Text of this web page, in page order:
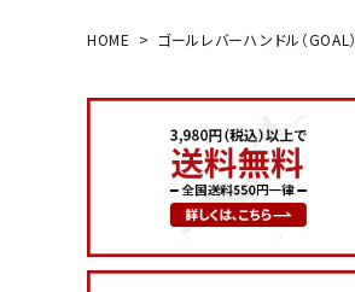
ドアノブの交換
HOME ゴールレバーハンドル（GOAL）